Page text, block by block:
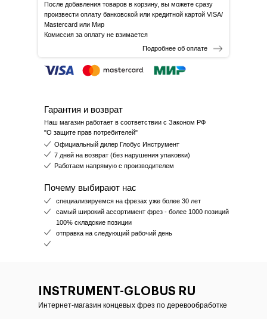
После добавления товаров в корзину, вы можете сразу
произвести оплату банковской или кредитной картой VISA/
Mastercard или Мир
Комиссия за оплату не взимается
Подробнее об оплате
Гарантия и возврат
Наш магазин работает в соответствии с Законом РФ
"О защите прав потребителей"
Почему выбирают нас
специализируемся на фрезах уже более 30 лет
самый широкий ассортимент фрез - более 1000 позиций
100% складские позиции
отправка на следующий рабочий день
Официальный дилер Глобус Инструмент
7 дней на возврат (без нарушения упаковки)
Работаем напрямую с производителем
INSTRUMENT-GLOBUS RU
Интернет-магазин концевых фрез по деревообработке